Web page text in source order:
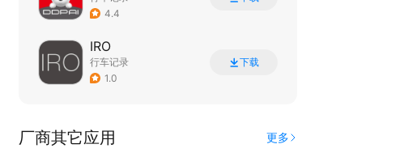
4.4
IRO
行车记录
1.0
下载
厂商其它应用 更多